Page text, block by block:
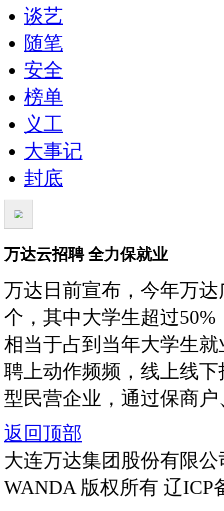
谈艺
随笔
安全
榜单
义工
大事记
封底
万达云招聘 全力保就业
万达日前宣布，今年万
个，其中大学生超过
相当于占到当年大学生
聘上动作频频，线上线
型民营企业，通过保商
返回顶部
大连万达集团股份有限
WANDA 版权所有 辽ICP